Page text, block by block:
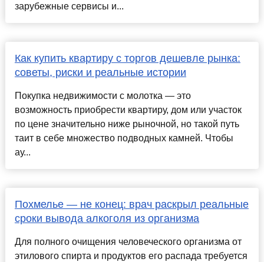
зарубежные сервисы и...
Как купить квартиру с торгов дешевле рынка:
советы, риски и реальные истории
Покупка недвижимости с молотка — это
возможность приобрести квартиру, дом или участок
по цене значительно ниже рыночной, но такой путь
таит в себе множество подводных камней. Чтобы
ау...
Похмелье — не конец: врач раскрыл реальные
сроки вывода алкоголя из организма
Для полного очищения человеческого организма от
этилового спирта и продуктов его распада требуется